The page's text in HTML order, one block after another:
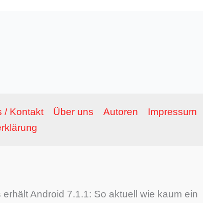
/ Kontakt Über uns Autoren
Impressum
Android 7.1.1: So aktuell wie kaum ein